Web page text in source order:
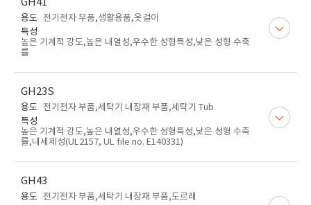
GH41
용도
전기전자 부품,생활용품,옷걸이
특성
높은 기계적 강도,높은 내열성,우수한 성형특성,낮은 성형 수축
률
GH23S
용도
전기전자 부품,세탁기 내장재 부품,세탁기 Tub
특성
높은 기계적 강도,높은 내열성,우수한 성형특성,낮은 성형 수축
률,내세제성(UL2157, UL file no. E140331)
GH43
용도
전기전자 부품,세탁기 내장재 부품,도르래